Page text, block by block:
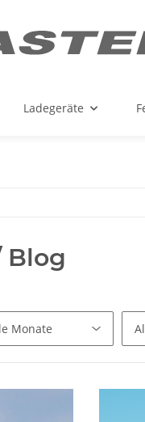
Ladegeräte
Blog